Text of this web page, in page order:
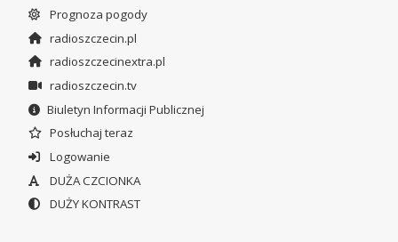
Prognoza pogody
radioszczecin.pl
radioszczecinextra.pl
radioszczecin.tv
Biuletyn Informacji Publicznej
Posłuchaj teraz
Logowanie
DUŻA CZCIONKA
DUŻY KONTRAST